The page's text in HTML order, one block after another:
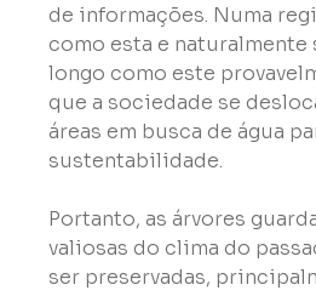
de informações. Numa
como esta e naturalmente
longo como este
que a sociedade se
áreas em busca de água
sustentabilidade.
Portanto, as árvores
valiosas do clima do
ser preservadas,